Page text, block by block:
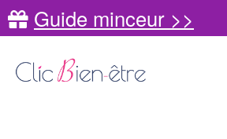
Guide minceur >>